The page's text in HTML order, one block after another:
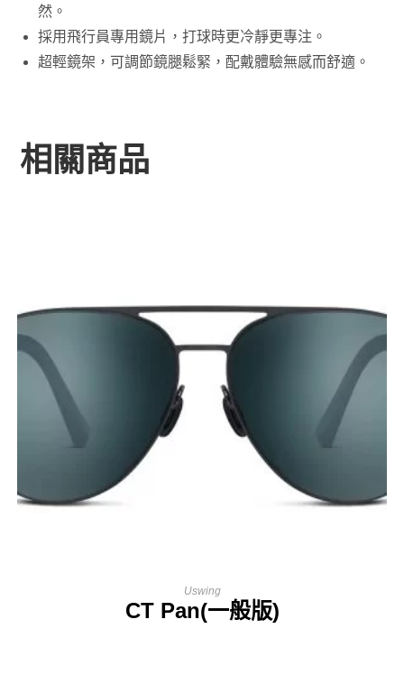
然。
採用飛行員專用鏡片，打球時更冷靜更專注。
超輕鏡架，可調節鏡腿鬆緊，配戴體驗無感而舒適。
相關商品
Uswing
CT Pan(一般版)